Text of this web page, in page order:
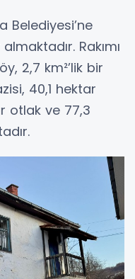
Belediyesi’ne
Rakımı
2,7 km²’lik bir
40,1 hektar
otlak ve 77,3